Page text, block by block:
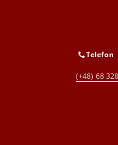
Telefon
(+48) 68